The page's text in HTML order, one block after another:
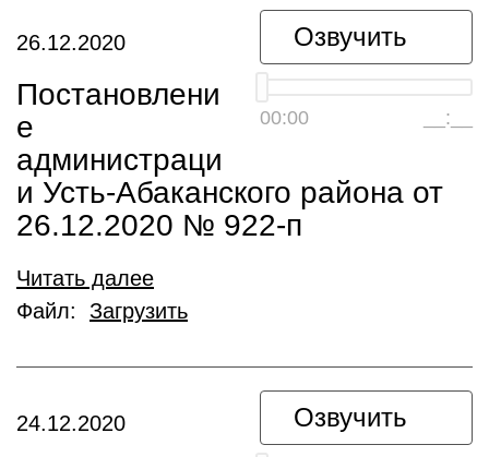
Озвучить
00:00 __:__
26.12.2020
Постановлени
е
администраци
и Усть-Абаканского района от
26.12.2020 № 922-п
Читать далее
Файл: Загрузить
Озвучить
24.12.2020